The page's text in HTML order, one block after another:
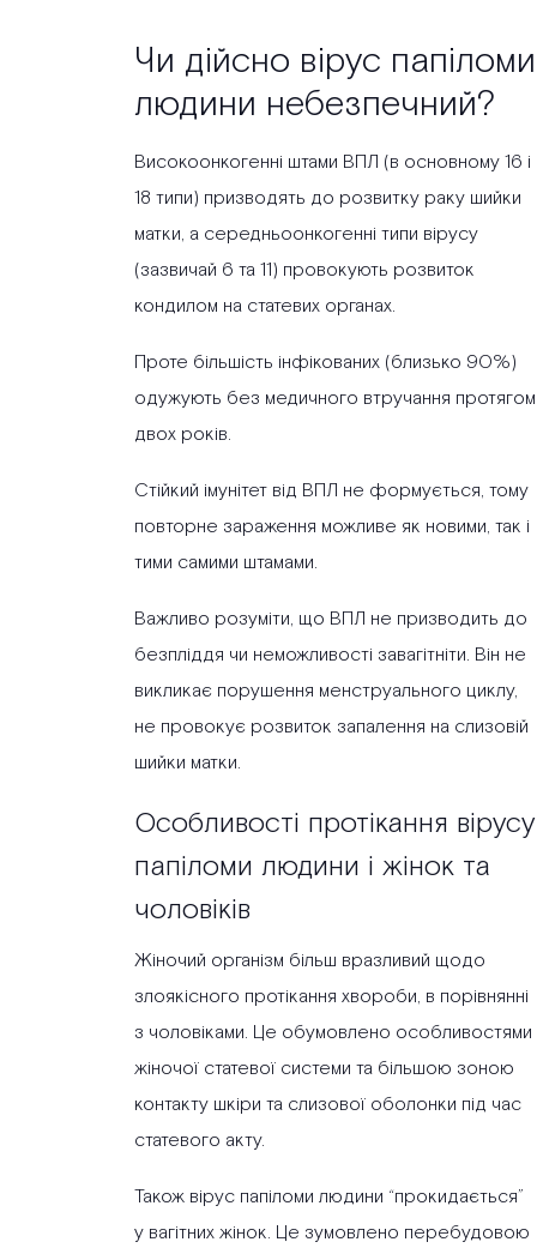
Чи дійсно вірус папіломи
людини небезпечний?
Високоонкогенні штами ВПЛ (в основному 16 і
18 типи) призводять до розвитку раку шийки
матки, а середньоонкогенні типи вірусу
(зазвичай 6 та 11) провокують розвиток
кондилом на статевих органах.
Проте більшість інфікованих (близько 90%)
одужують без медичного втручання протягом
двох років.
Стійкий імунітет від ВПЛ не формується, тому
повторне зараження можливе як новими, так і
тими самими штамами.
Важливо розуміти, що ВПЛ не призводить до
безпліддя чи неможливості завагітніти. Він не
викликає порушення менструального циклу,
не провокує розвиток запалення на слизовій
шийки матки.
Особливості протікання вірусу
папіломи людини і жінок та
чоловіків
Жіночий організм більш вразливий щодо
злоякісного протікання хвороби, в порівнянні
з чоловіками. Це обумовлено особливостями
жіночої статевої системи та більшою зоною
контакту шкіри та слизової оболонки під час
статевого акту.
Також вірус папіломи людини “прокидається”
у вагітних жінок. Це зумовлено перебудовою